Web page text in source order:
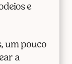
e
um pouco
a